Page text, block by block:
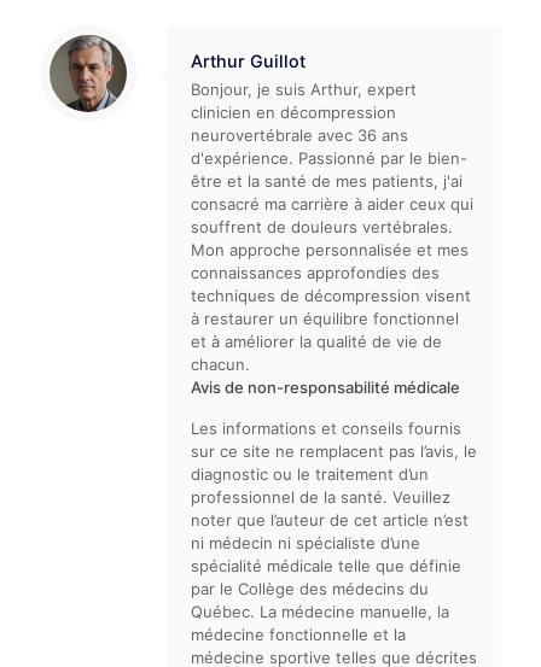
Arthur Guillot
Bonjour, je suis Arthur, expert
clinicien en décompression
neurovertébrale avec 36 ans
d'expérience. Passionné par le bien-
être et la santé de mes patients, j'ai
consacré ma carrière à aider ceux qui
souffrent de douleurs vertébrales.
Mon approche personnalisée et mes
connaissances approfondies des
techniques de décompression visent
à restaurer un équilibre fonctionnel
et à améliorer la qualité de vie de
chacun.
Avis de non-responsabilité médicale
Les informations et conseils fournis
sur ce site ne remplacent pas l’avis, le
diagnostic ou le traitement d’un
professionnel de la santé. Veuillez
noter que l’auteur de cet article n’est
ni médecin ni spécialiste d’une
spécialité médicale telle que définie
par le Collège des médecins du
Québec. La médecine manuelle, la
médecine fonctionnelle et la
médecine sportive telles que décrites